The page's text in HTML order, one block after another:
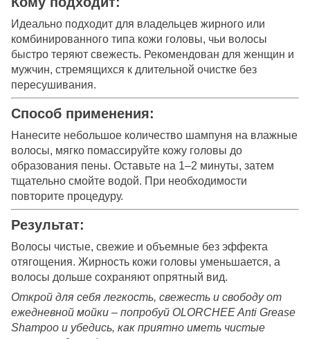
Идеально подходит для владельцев жирного или
комбинированного типа кожи головы, чьи волосы
быстро теряют свежесть. Рекомендован для женщин и
мужчин, стремящихся к длительной очистке без
пересушивания.
Способ применения:
Нанесите небольшое количество шампуня на влажные
волосы, мягко помассируйте кожу головы до
образования пены. Оставьте на 1–2 минуты, затем
тщательно смойте водой. При необходимости
повторите процедуру.
Результат:
Волосы чистые, свежие и объемные без эффекта
отягощения. Жирность кожи головы уменьшается, а
волосы дольше сохраняют опрятный вид.
Открой для себя легкость, свежесть и свободу от
ежедневной мойки – попробуй OLORCHEE Anti Grease
Shampoo и убедись, как приятно иметь чистые